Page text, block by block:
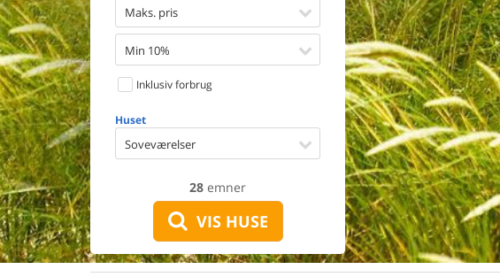
Maks. pris
Min 10%
Inklusiv forbrug
Huset
Soveværelser
28 emner
VIS HUSE
Aktivitetsrum
Handicapvenligt
Gode fiskeforhold
Indhegnet område
Aircondition
Ladestander til elbil
Energivenligt